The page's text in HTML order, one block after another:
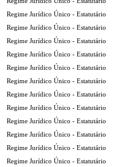
Regime Jurídico Único - Estatutário
Regime Jurídico Único - Estatutário
Regime Jurídico Único - Estatutário
Regime Jurídico Único - Estatutário
Regime Jurídico Único - Estatutário
Regime Jurídico Único - Estatutário
Regime Jurídico Único - Estatutário
Regime Jurídico Único - Estatutário
Regime Jurídico Único - Estatutário
Regime Jurídico Único - Estatutário
Regime Jurídico Único - Estatutário
Regime Jurídico Único - Estatutário